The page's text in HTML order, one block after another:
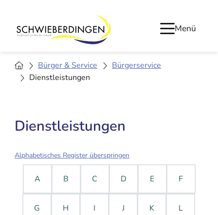
Menü
Bürger & Service
Bürgerservice
Dienstleistungen
Dienstleistungen
Alphabetisches Register überspringen
A B C D E F
G H I J K L